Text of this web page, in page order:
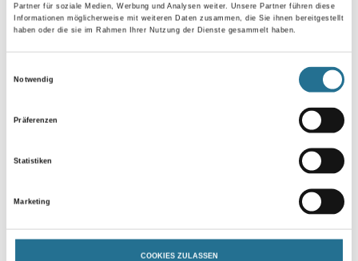
Partner für soziale Medien, Werbung und Analysen weiter. Unsere Partner führen diese
Informationen möglicherweise mit weiteren Daten zusammen, die Sie ihnen bereitgestellt
haben oder die sie im Rahmen Ihrer Nutzung der Dienste gesammelt haben.
Notwendig
Präferenzen
Statistiken
Marketing
COOKIES ZULASSEN
Gebinde
Umrechnungsfaktoren